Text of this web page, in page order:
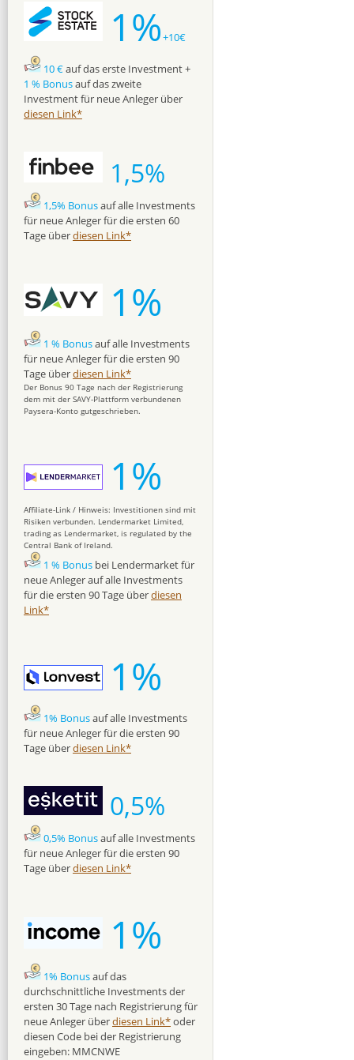
1%+10€
10 €auf das erste Investment +
1 % Bonusauf das zweite
Investment für neue Anleger über
diesen Link*
1,5%
1,5% Bonusauf alle Investments
für neue Anleger für die ersten 60
Tage überdiesen Link*
1%
1 % Bonusauf alle Investments
für neue Anleger für die ersten 90
Tage überdiesen Link*
Der Bonus 90 Tage nach der Registrierung
dem mit der SAVY-Plattform verbundenen
Paysera-Konto gutgeschrieben.
1%
Affiliate-Link / Hinweis: Investitionen sind mit
Risiken verbunden. Lendermarket Limited,
trading as Lendermarket, is regulated by the
Central Bank of Ireland.
1 % Bonus bei Lendermarket für
neue Anleger auf alle Investments
für die ersten 90 Tage überdiesen
Link*
1%
1% Bonusauf alle Investments
für neue Anleger für die ersten 90
Tage überdiesen Link*
0,5%
0,5% Bonusauf alle Investments
für neue Anleger für die ersten 90
Tage überdiesen Link*
1%
1% Bonusauf das
durchschnittliche Investments der
ersten 30 Tage nach Registrierung für
neue Anleger überdiesen Link*oder
diesen Code bei der Registrierung
eingeben: MMCNWE